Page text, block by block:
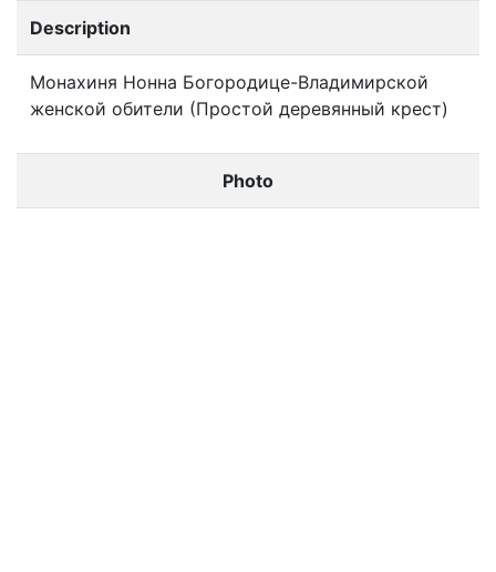
Description
Монахиня Нонна Богородице-Владимирской
женской обители (Простой деревянный крест)
Photo